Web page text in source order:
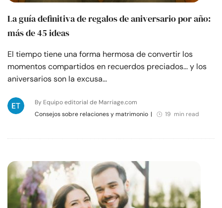
La guía definitiva de regalos de aniversario por año:
más de 45 ideas
El tiempo tiene una forma hermosa de convertir los
momentos compartidos en recuerdos preciados... y los
aniversarios son la excusa…
By Equipo editorial de Marriage.com
Consejos sobre relaciones y matrimonio | 19 min read